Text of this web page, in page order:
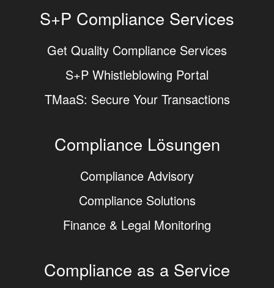
S+P Compliance Services
Get Quality Compliance Services
S+P Whistleblowing Portal
TMaaS: Secure Your Transactions
Compliance Lösungen
Compliance Advisory
Compliance Solutions
Finance & Legal Monitoring
Compliance as a Service